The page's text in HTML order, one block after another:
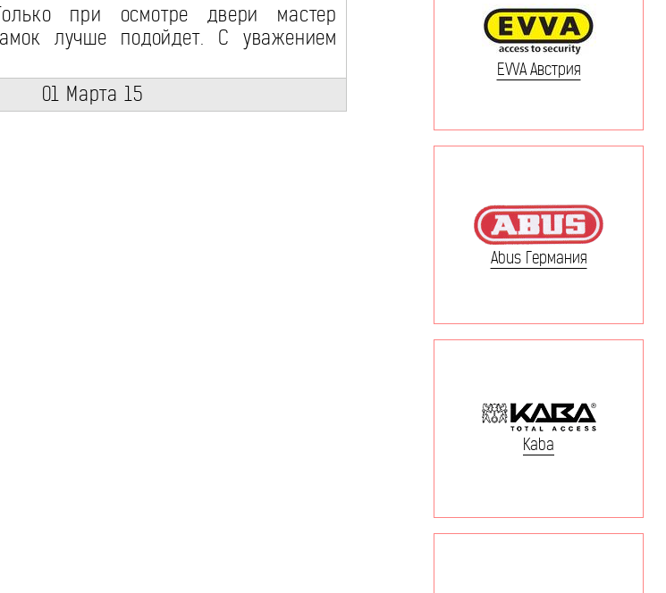
при осмотре двери мастер
лучше подойдет. С уважением
01 Марта 15
EVVA Австрия
Abus Германия
Kaba